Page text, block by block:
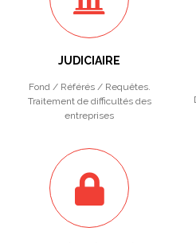
JUDICIAIRE
Fond / Référés / Requêtes.
Traitement de difficultés des
entreprises